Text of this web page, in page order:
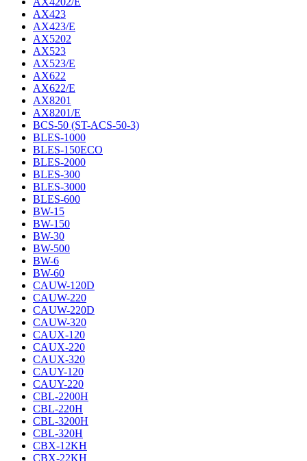
AX423
AX423/E
AX5202
AX523
AX523/E
AX622
AX622/E
AX8201
AX8201/E
BCS-50 (ST-ACS-50-3)
BLES-1000
BLES-150ECO
BLES-2000
BLES-300
BLES-3000
BLES-600
BW-15
BW-150
BW-30
BW-500
BW-6
BW-60
CAUW-120D
CAUW-220
CAUW-220D
CAUW-320
CAUX-120
CAUX-220
CAUX-320
CAUY-120
CAUY-220
CBL-2200H
CBL-220H
CBL-3200H
CBL-320H
CBX-12KH
CBX-22KH